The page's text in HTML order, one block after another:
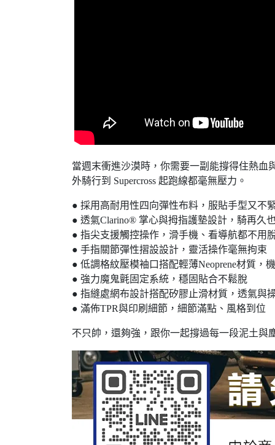
當週末衝進沙漠時，你需要一副能撐得住熱
外騎行到 Supercross 起跑線都毫無壓力。
● 採用高耐用性四向彈性布料，服貼手型又不
● 透氣Clarino® 掌心與拇指護墊設計，騎再久
● 指尖支援觸控操作，滑手機、看導航都不用
● 手指關節彈性摺設設計，靈活操作毫無拘束
● 低調格紋壓模袖口搭配輕薄Neoprene材質，
● 強力魔鬼氈固定系統，穩固貼合不鬆脫
● 指縫處網布設計搭配矽膠止滑材質，透氣與
● 滿佈TPR與印刷細節，細節滿點、風格到位
不只帥，還夠強，跟你一起撐過每一段泥土與